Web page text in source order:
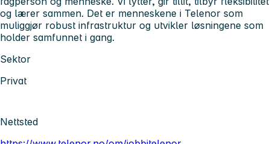
og lærer sammen. Det er menneskene i Telenor som
muliggjør robust infrastruktur og utvikler løsningene som
holder samfunnet i gang.
Sektor
Privat
Nettsted